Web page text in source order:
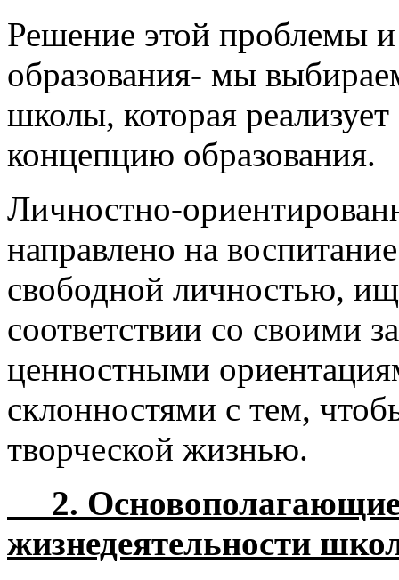
Решение этой проблемы
образования- мы
школы, которая
концепцию образования.
Личностно-
направлено на
свободной личностью,
соответствии со своими
ценностными
склонностями с тем,
творческой жизнью.
2. Основополагающие
жизнедеятельности